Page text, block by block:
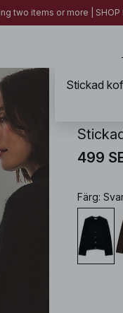
two items or more | SHOP
499
Färg:
Stickad